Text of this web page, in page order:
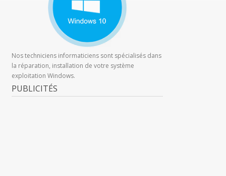
Nos techniciens informaticiens sont spécialisés dans
la réparation, installation de votre système
exploitation Windows.
PUBLICITÉS